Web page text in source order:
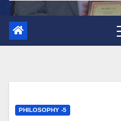
PHILOSOPHY -5